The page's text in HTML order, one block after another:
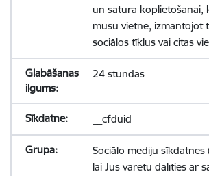
un satura koplietošanai,
mūsu vietnē, izmantojot
sociālos tīklus vai citas
24 stundas
__cfduid
Sociālo mediju sīkdatnes
lai Jūs varētu dalīties ar